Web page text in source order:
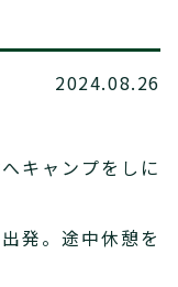
2024.08.26
キャンプをしに
発。途中休憩を